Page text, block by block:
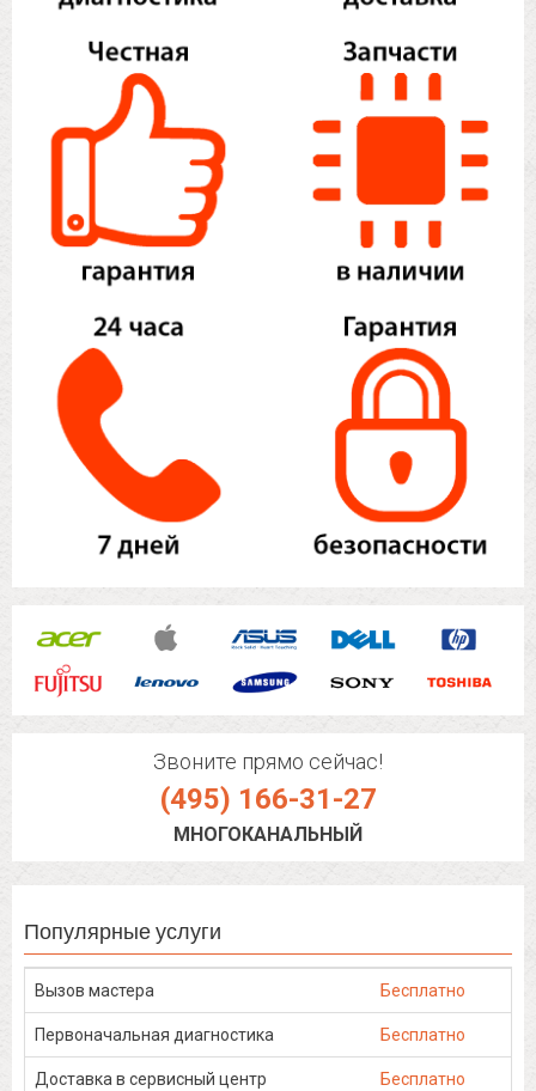
Звоните прямо сейчас!
(495) 166-31-27
МНОГОКАНАЛЬНЫЙ
Популярные услуги
Вызов мастера Бесплатно
Первоначальная диагностика Бесплатно
Доставка в сервисный центр Бесплатно